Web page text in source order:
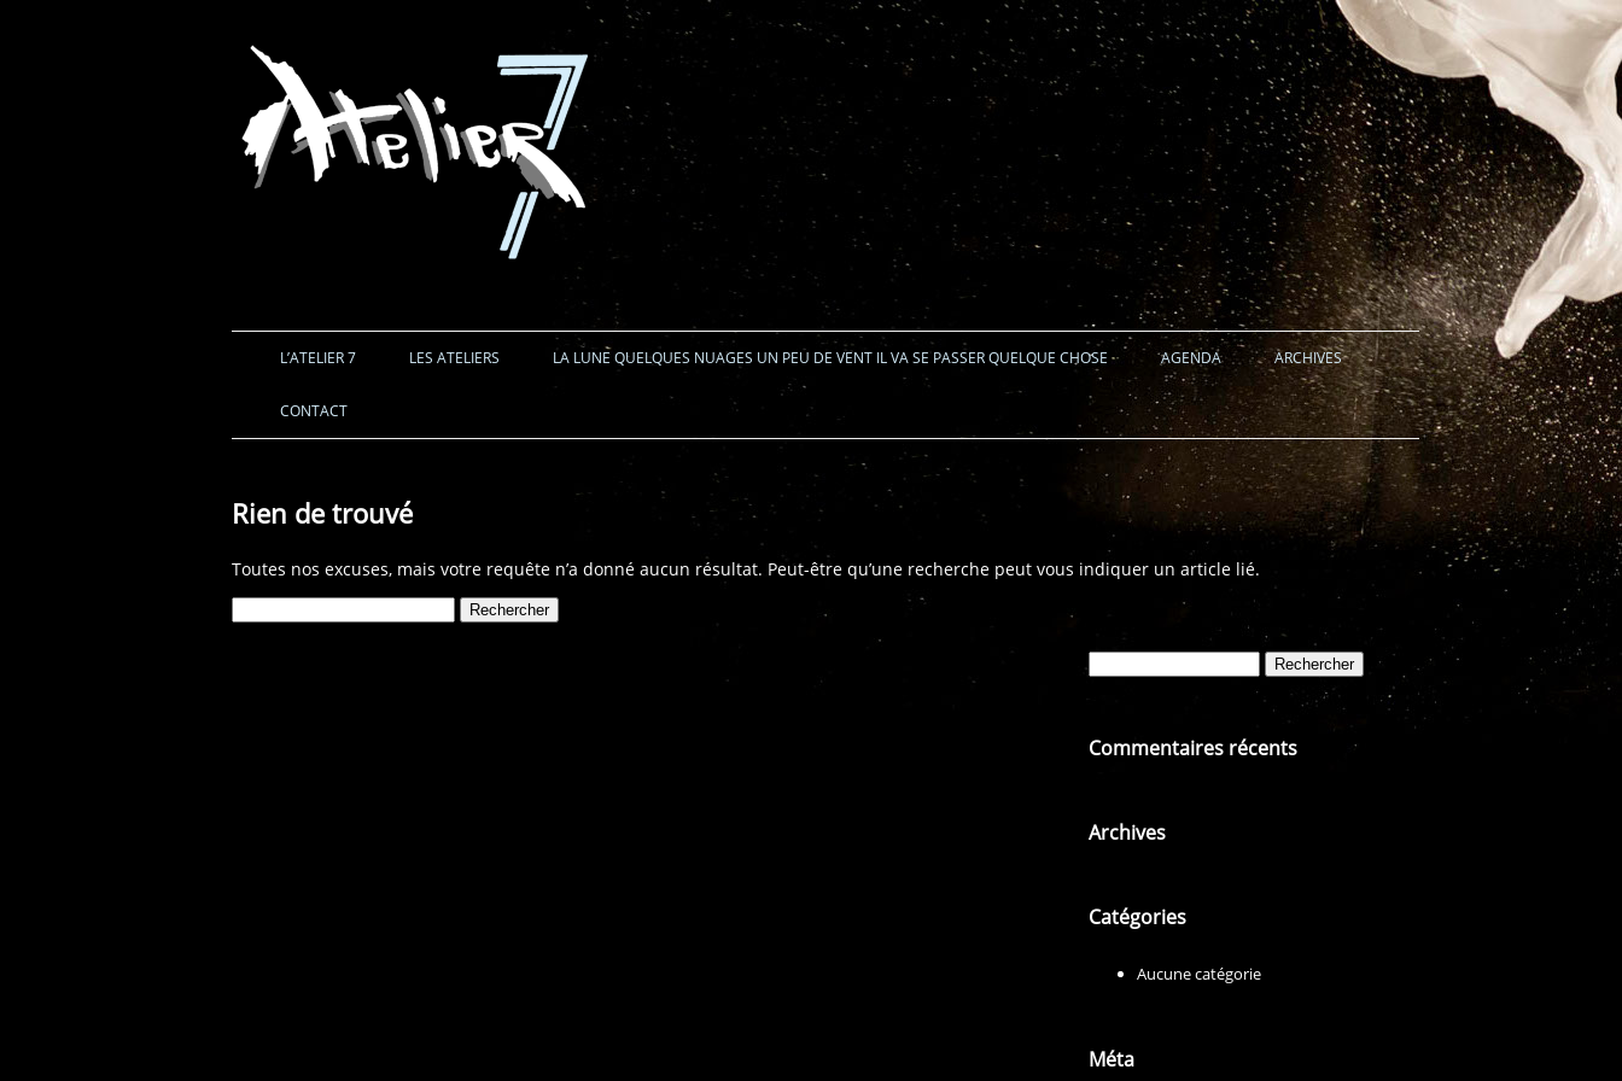
Aller au contenu
L’ATELIER 7 LES ATELIERS LA LUNE QUELQUES NUAGES UN PEU DE VENT IL VA SE PASSER QUELQUE CHOSE AGENDA ARCHIVES
CONTACT
Rien de trouvé
Toutes nos excuses, mais votre requête n’a donné aucun résultat. Peut-être qu’une recherche peut vous indiquer un article lié.
Commentaires récents
Archives
Catégories
Aucune catégorie
Méta